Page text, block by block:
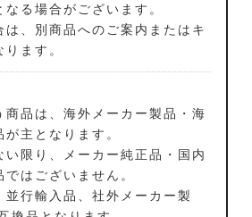
る場合がございます。
は、別商品へのご案内またはキ
ます。
商品は、海外メーカー製品・海
主となります。
い限り、メーカー純正品・国内
はございません。
並行輸入品、社外メーカー製